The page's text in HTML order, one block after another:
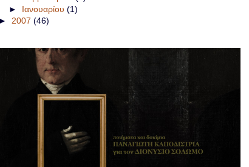
► Ιανουαρίου (1)
► 2007 (46)